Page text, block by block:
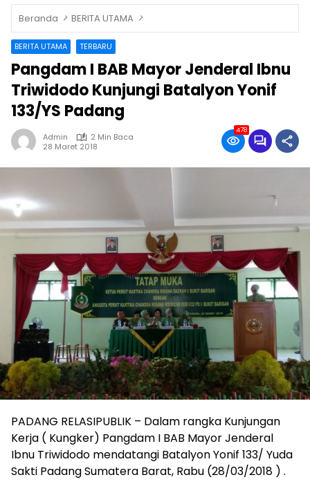
Beranda BERITA UTAMA
BERITA UTAMA TERBARU
Pangdam I BAB Mayor Jenderal Ibnu
Triwidodo Kunjungi Batalyon Yonif
133/YS Padang
Admin
2 Min Baca
28 Maret 2018
478
PADANG RELASIPUBLIK – Dalam rangka Kunjungan
Kerja ( Kungker) Pangdam I BAB Mayor Jenderal
Ibnu Triwidodo mendatangi Batalyon Yonif 133/ Yuda
Sakti Padang Sumatera Barat, Rabu (28/03/2018 ) .